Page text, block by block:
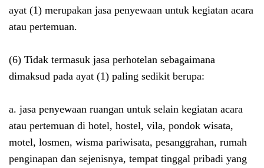
ayat (1) merupakan jasa penyewaan untuk kegiatan acara
atau pertemuan.
(6) Tidak termasuk jasa perhotelan sebagaimana
dimaksud pada ayat (1) paling sedikit berupa:
a. jasa penyewaan ruangan untuk selain kegiatan acara
atau pertemuan di hotel, hostel, vila, pondok wisata,
motel, losmen, wisma pariwisata, pesanggrahan, rumah
penginapan dan sejenisnya, tempat tinggal pribadi yang